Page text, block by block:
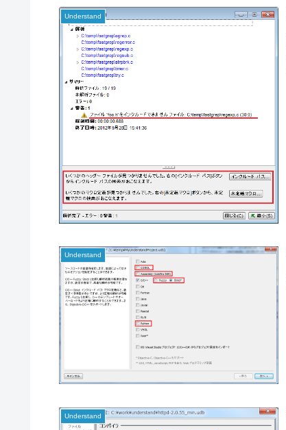
Understand
Understand
Understand